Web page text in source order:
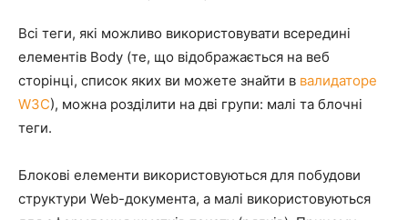
Всі теги, які можливо використовувати всередині
елементів Body (те, що відображається на веб
сторінці, список яких ви можете знайти в валидаторе
W3C), можна розділити на дві групи: малі та блочні
теги.
Блокові елементи використовуються для побудови
структури Web-документа, а малі використовуються